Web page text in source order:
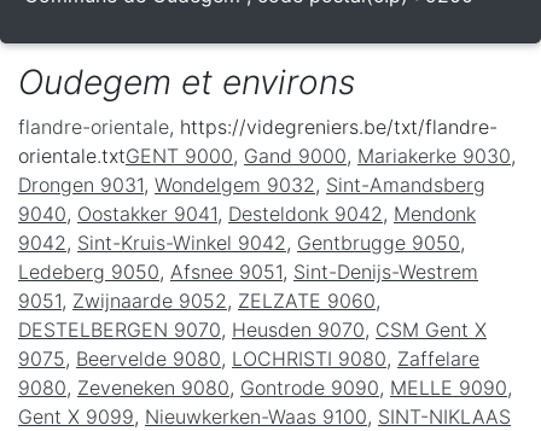
Oudegem et environs
flandre-orientale, https://videgreniers.be/txt/flandre-
orientale.txtGENT 9000, Gand 9000, Mariakerke 9030,
Drongen 9031, Wondelgem 9032 , Sint-Amandsberg
9040, Oostakker 9041, Desteldonk 9042 , Mendonk
9042 , Sint-Kruis-Winkel 9042 , Gentbrugge 9050,
Ledeberg 9050, Afsnee 9051, Sint-Denijs-Westrem
9051, Zwijnaarde 9052 , ZELZATE 9060,
DESTELBERGEN 9070, Heusden 9070, CSM Gent X
9075, Beervelde 9080, LOCHRISTI 9080, Zaffelare
9080, Zeveneken 9080, Gontrode 9090, MELLE 9090,
Gent X 9099, Nieuwkerken-Waas 9100, SINT-NIKLAAS